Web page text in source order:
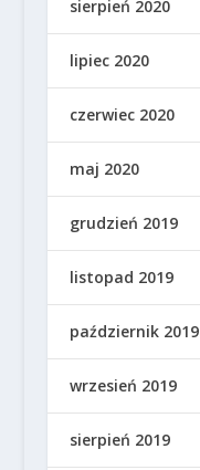
sierpień 2020
lipiec 2020
czerwiec 2020
maj 2020
grudzień 2019
listopad 2019
październik 2019
wrzesień 2019
sierpień 2019